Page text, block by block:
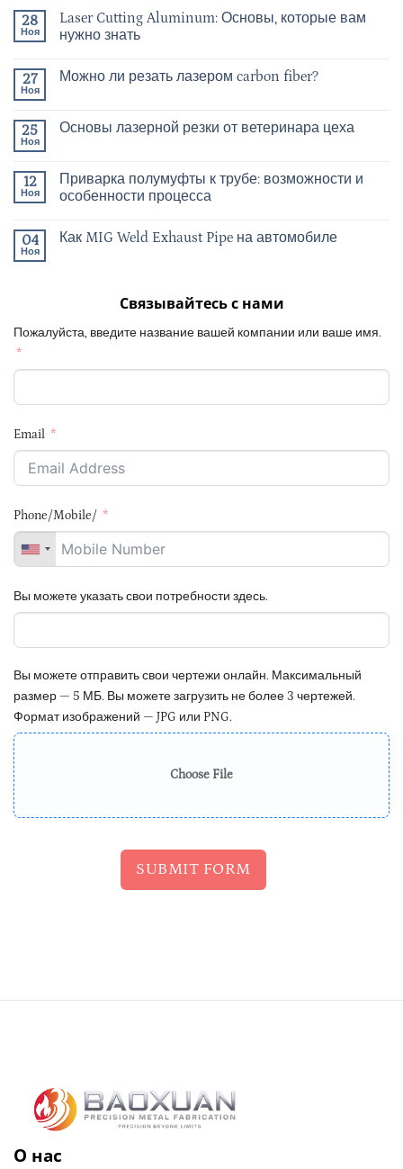
28
Ноя
Laser Cutting Aluminum: Основы, которые вам
нужно знать
27
Ноя
Можно ли резать лазером carbon fiber?
25
Ноя
Основы лазерной резки от ветеринара цеха
12
Ноя
Приварка полумуфты к трубе: возможности и
особенности процесса
04
Ноя
Как MIG Weld Exhaust Pipe на автомобиле
Связывайтесь с нами
Пожалуйста, введите название вашей компании или ваше имя.
Email
Phone/Mobile/
Вы можете указать свои потребности здесь.
Вы можете отправить свои чертежи онлайн. Максимальный
размер — 5 МБ. Вы можете загрузить не более 3 чертежей.
Формат изображений — JPG или PNG.
Choose File
SUBMIT FORM
О нас